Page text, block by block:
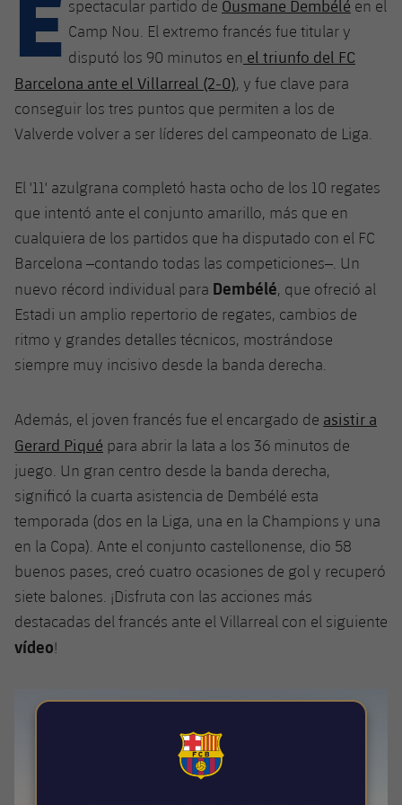
plusicon
más
Instalaciones
Palau Blaugrana
Estadi Johan Cruyff
Barça Cafe
Ciutat Esportiva
plusicon
más
Servicios
Servicios Médicos
Accesibilidad
plusicon
más
Acreditaciones
Instalaciones
SUB13
SUB12
SUB11 A
SUB10 A
SUB10 B
SUB9 A
SUB9 B
SUB8 B
SUB13 B
SUB12 C
SUB11 C
Entradas
Gameday Shows
Resultados
Clasificación
Fotos
Historia
Palmarés
Base
Barça Atlètic
Cadete A
Cadete B
Infantil A
Mini
Campus Verano
PLUSICON
Primer Equipo
plusicon
más
Calendario
Entradas
Resultados
Clasificaciones
Jugadores
Fotos
Historia
Actualidad
Calendario
Resultados
Clasificaciones
Fotos
Base
plusicon
más
Juvenil
Cadete A
Infantil A
Infantil B
PLUSICON
MÁS
Primer equipo
plusicon
Actualidad
Entradas
Resultados
Clasificaciones
Jugadors
Fotos
Historia
Barça Atlètic
plusicon
Calendario
Resultados
Jugadores
Clasificaciones
Actualidad
Juvenil
Cadete
Infantil
Alevín
Campus Verano
PLUSICON
MÁS
Primer equipo
plusicon
más
Actualidad
Barça Atlètic
plusicon
más
spectacular partido de Ousmane Dembélé en el
Camp Nou. El extremo francés fue titular y
disputó los 90 minutos en el triunfo del FC
Barcelona ante el Villarreal (2-0), y fue clave para
conseguir los tres puntos que permiten a los de
Valverde volver a ser líderes del campeonato de Liga.
El '11' azulgrana completó hasta ocho de los 10 regates
que intentó ante el conjunto amarillo, más que en
cualquiera de los partidos que ha disputado con el FC
Barcelona –contando todas las competiciones–. Un
nuevo récord individual para Dembélé, que ofreció al
Estadi un amplio repertorio de regates, cambios de
ritmo y grandes detalles técnicos, mostrándose
siempre muy incisivo desde la banda derecha.
Además, el joven francés fue el encargado de asistir a
Gerard Piqué para abrir la lata a los 36 minutos de
juego. Un gran centro desde la banda derecha,
significó la cuarta asistencia de Dembélé esta
temporada (dos en la Liga, una en la Champions y una
en la Copa). Ante el conjunto castellonense, dio 58
buenos pases, creó cuatro ocasiones de gol y recuperó
siete balones. ¡Disfruta con las acciones más
destacadas del francés ante el Villarreal con el siguiente
vídeo!
FCB Barcelona badge